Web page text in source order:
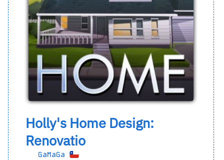
Holly's Home Design:
Renovatio
GaMaGa